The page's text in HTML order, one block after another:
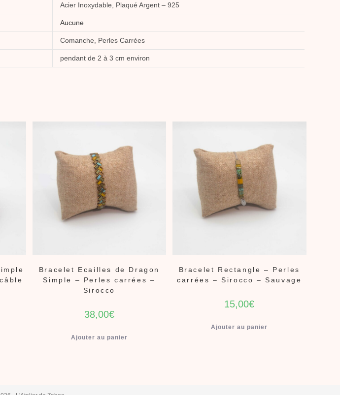
Acier Inoxydable, Plaqué Argent – 925
Aucune
Comanche, Perles Carrées
pendant de 2 à 3 cm environ
Bracelet Ecailles de Dragon
Simple – Perles carrées –
Sirocco
38,00€
Ajouter au panier
Bracelet Rectangle – Perles
carrées – Sirocco – Sauvage
15,00€
Ajouter au panier